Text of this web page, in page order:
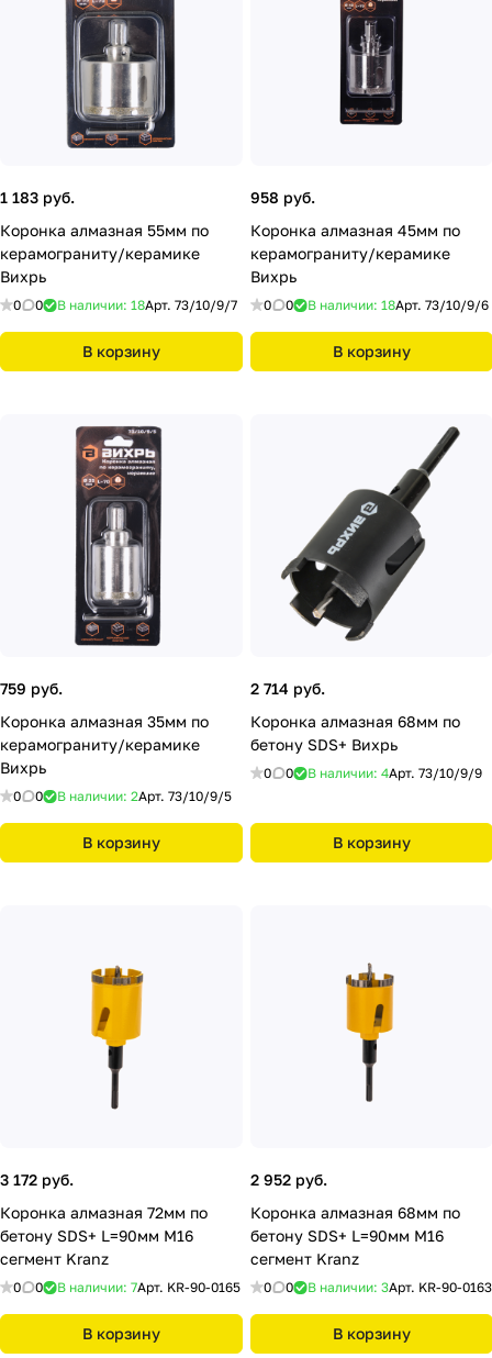
1 183 руб.
Коронка алмазная 55мм по
керамограниту/керамике
Вихрь
0 0 В наличии: 18Арт. 73/10/9/7
В корзину
958 руб.
Коронка алмазная 45мм по
керамограниту/керамике
Вихрь
0 0 В наличии: 18Арт. 73/10/9/6
В корзину
759 руб.
Коронка алмазная 35мм по
керамограниту/керамике
Вихрь
0 0 В наличии: 2Арт. 73/10/9/5
В корзину
2 714 руб.
Коронка алмазная 68мм по
бетону SDS+ Вихрь
0 0 В наличии: 4Арт. 73/10/9/9
В корзину
3 172 руб.
Коронка алмазная 72мм по
бетону SDS+ L=90мм М16
сегмент Kranz
0 0 В наличии: 7Арт. KR-90-0165
В корзину
2 952 руб.
Коронка алмазная 68мм по
бетону SDS+ L=90мм М16
сегмент Kranz
0 0 В наличии: 3Арт. KR-90-0163
В корзину